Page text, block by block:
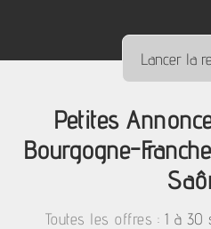
Petites
Bourgogne-
Toutes les offres : 1 à 30